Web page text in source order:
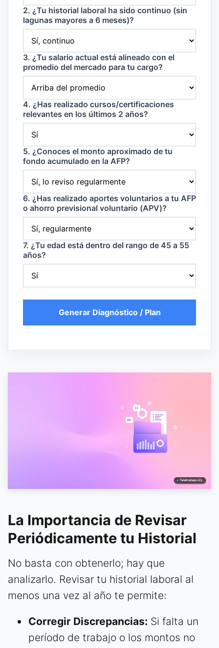
2. ¿Tu historial laboral ha sido continuo (sin
lagunas mayores a 6 meses)?
3. ¿Tu salario actual está alineado con el
promedio del mercado para tu cargo?
4. ¿Has realizado cursos/certificaciones
relevantes en los últimos 2 años?
5. ¿Conoces el monto aproximado de tu
fondo acumulado en la AFP?
6. ¿Has realizado aportes voluntarios a tu AFP
o ahorro previsional voluntario (APV)?
7. ¿Tu edad está dentro del rango de 45 a 55
años?
Generar Diagnóstico / Plan
La Importancia de Revisar
Periódicamente tu Historial
No basta con obtenerlo; hay que
analizarlo. Revisar tu historial laboral al
menos una vez al año te permite:
Corregir Discrepancias: Si falta un
período de trabajo o los montos no